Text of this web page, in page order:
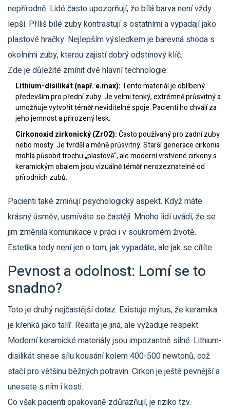
nepřírodně. Lidé často upozorňují, že bílá barva není vždy
lepší. Příliš bílé zuby kontrastují s ostatními a vypadají jako
plastové hračky. Nejlepším výsledkem je barevná shoda s
okolními zuby, kterou zajistí dobrý odstínový klíč.
Zde je důležité zmínit dvě hlavní technologie:
Lithium-disilikát (např. e.max):Tento materiál je oblíbený
především pro přední zuby. Je velmi tenký, extrémně průsvitný a
umožňuje vytvořit téměř neviditelné spoje. Pacienti ho chválí za
jeho jemnost a přirozený lesk.
Cirkonoxid zirkonický (ZrO2):Často používaný pro zadní zuby
nebo mosty. Je tvrdší a méně průsvitný. Starší generace cirkonia
mohla působit trochu „plastově“, ale moderní vrstvené cirkony s
keramickým obalem jsou vizuálně téměř nerozeznatelné od
přírodních zubů.
Pacienti také zmiňují psychologický aspekt. Když máte
krásný úsměv, usmíváte se častěji. Mnoho lidí uvádí, že se
jim změnila komunikace v práci i v soukromém životě.
Estetika tedy není jen o tom, jak vypadáte, ale jak se cítíte.
Pevnost a odolnost: Lomí se to
snadno?
Toto je druhý nejčastější dotaz. Existuje mýtus, že keramika
je křehká jako talíř. Realita je jiná, ale vyžaduje respekt.
Moderní keramické materiály jsou impozantně silné. Lithium-
disilikát snese sílu kousání kolem 400-500 newtonů, což
stačí pro většinu běžných potravin. Cirkon je ještě pevnější a
unesete s ním i kosti.
Co však pacienti opakovaně zdůrazňují, je riziko tzv.